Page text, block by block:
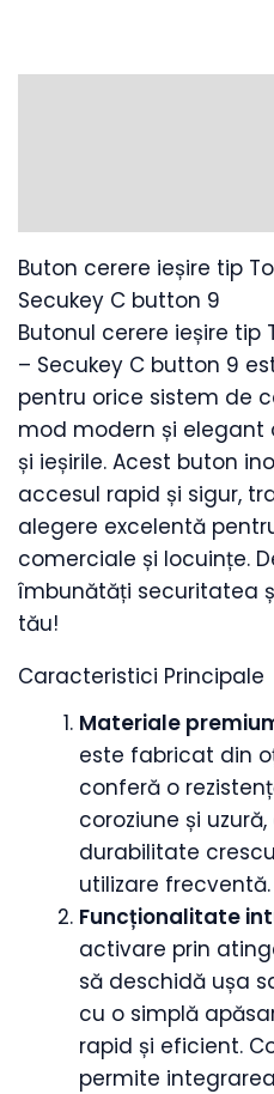
Buton cerere ieșire tip
Secukey C button 9
Butonul cerere ieșire tip
– Secukey C button 9
pentru orice sistem de
mod modern și elegant
și ieșirile. Acest buton
accesul rapid și sigur,
alegere excelentă
comerciale și locuințe.
îmbunătăți securitatea
tău!
Caracteristici Principale
Materiale
este fabricat din
conferă o
coroziune și
durabilitate
utilizare frecventă.
Funcționalitate
activare prin
să deschidă ușa
cu o simplă
rapid și eficient.
permite